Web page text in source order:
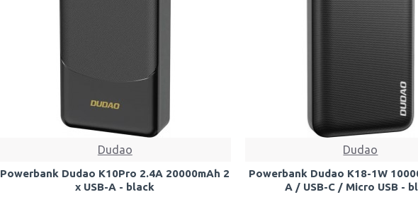
Dudao
Powerbank Dudao K10Pro 2.4A 20000mAh 2
x USB-A - black
Dudao
Powerbank Dudao K18-1W
A / USB-C / Micro USB -